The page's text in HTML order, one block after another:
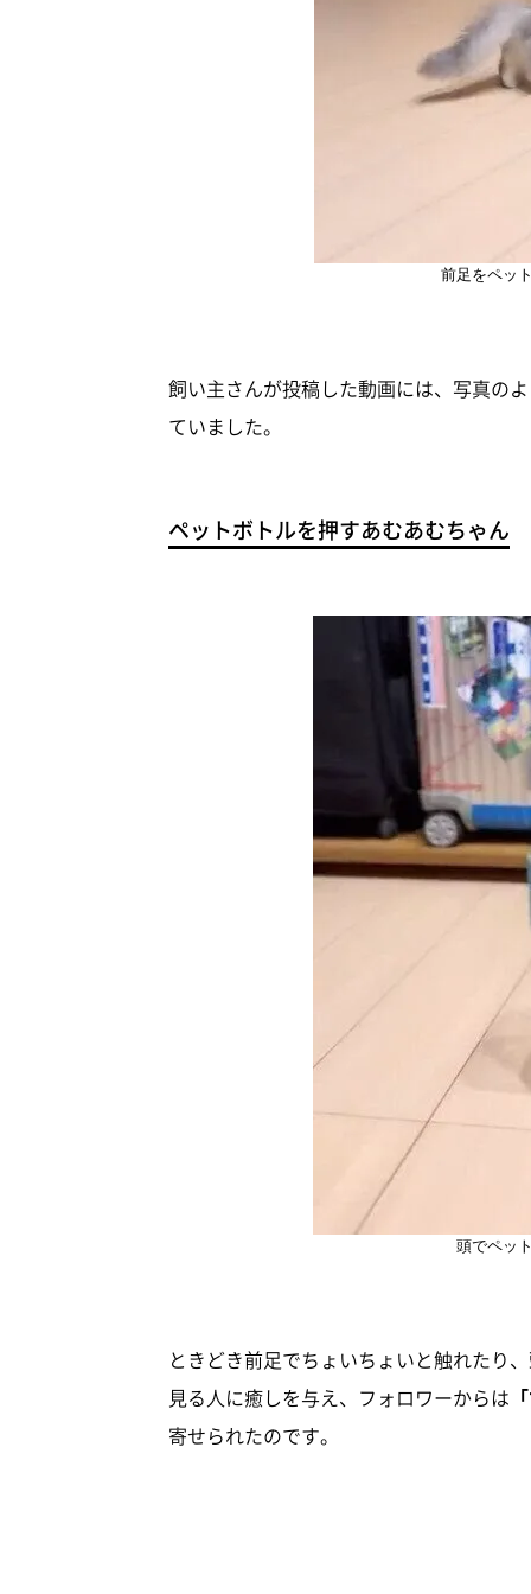
前足をペッ
飼い主さんが投稿した動画には、写真の
ていました。
ペットボトルを押すあむあむちゃん
頭でペッ
ときどき前足でちょいちょいと触れたり
見る人に癒しを与え、フォロワーからは
寄せられたのです。